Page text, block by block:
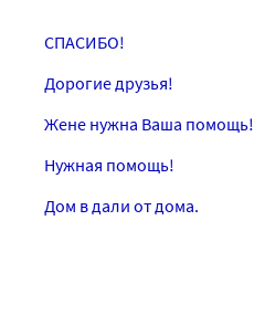
СПАСИБО!
Дорогие друзья!
Жене нужна Ваша помощь!
Нужная помощь!
Дом в дали от дома.